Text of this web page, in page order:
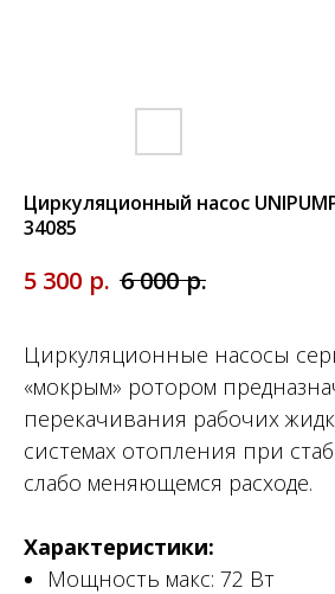
Циркуляционный насос
34085
5 300 р. 6 000 р.
Циркуляционные насосы
«мокрым» ротором
перекачивания рабочих
системах отопления при
слабо меняющемся расходе.
Характеристики:
Мощность макс: 72 Вт